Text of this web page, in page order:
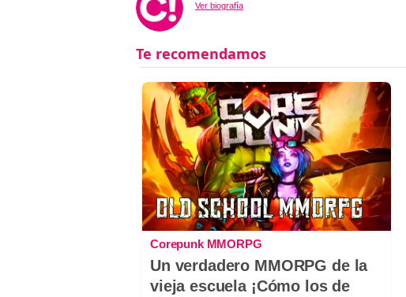
Ver biografía
Corepunk MMORPG
Un verdadero MMORPG de la
vieja escuela ¡Cómo los de